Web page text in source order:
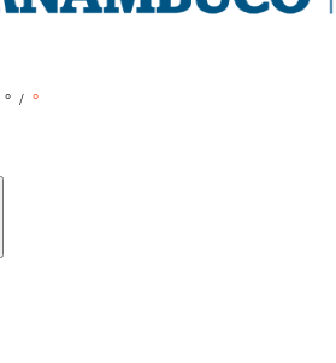
° / °